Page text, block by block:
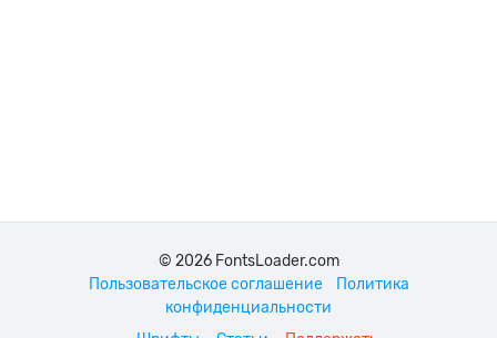
© 2026 FontsLoader.com
Пользовательское соглашение
Политика
конфиденциальности